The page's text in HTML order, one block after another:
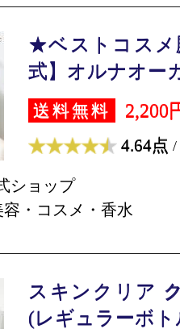
★ベストコス
式】オルナオー
送料無料 2,200
4.64点 /
ショップ
・コスメ・香水
スキンクリア
(レギュラーボト